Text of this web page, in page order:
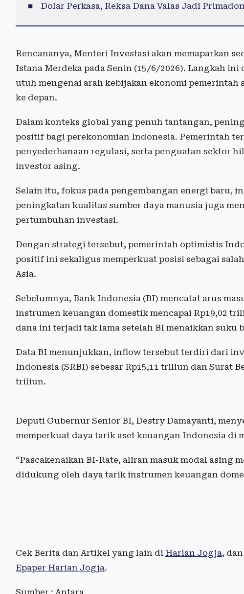
Dolar Perkasa, Reksa Dana Valas Jadi
Rencananya, Menteri Investasi akan memaparkan
Istana Merdeka pada Senin (15/6/2026). Langkah
utuh mengenai arah kebijakan ekonomi
ke depan.
Dalam konteks global yang penuh tantangan,
positif bagi perekonomian Indonesia. Pemerintah
penyederhanaan regulasi, serta penguatan sektor
investor asing.
Selain itu, fokus pada pengembangan energi baru,
peningkatan kualitas sumber daya manusia juga
pertumbuhan investasi.
Dengan strategi tersebut, pemerintah optimistis
positif ini sekaligus memperkuat posisi sebagai
Asia.
Sebelumnya, Bank Indonesia (BI) mencatat arus
instrumen keuangan domestik mencapai Rp19,02
dana ini terjadi tak lama setelah BI menaikkan suku
Data BI menunjukkan, inflow tersebut terdiri dari
Indonesia (SRBI) sebesar Rp15,11 triliun dan Surat
triliun.
Deputi Gubernur Senior BI, Destry Damayanti,
memperkuat daya tarik aset keuangan Indonesia di
“Pascakenaikan BI-Rate, aliran masuk modal asing
didukung oleh daya tarik instrumen keuangan
Cek Berita dan Artikel yang lain di Harian Jogja,
Epaper Harian Jogja.